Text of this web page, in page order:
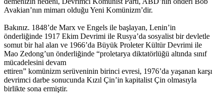
Avakian’nın mimarı olduğu Yeni Komünizm’dir.
Bakınız. 1848’de Marx ve Engels ile başlayan, Lenin’in
önderliğinde 1917 Ekim Devrimi ile Rusya’da sosyalist bir devletle
somut bir hal alan ve 1966’da Büyük Proleter Kültür Devrimi ile
Mao Zedong’un önderliğinde “proletarya diktatörlüğü altında sınıf
mücadelesini devam
ettiren” komünizm serüveninin birinci evresi, 1976’da yaşanan karşı
devrimci darbe sonucunda Kızıl Çin’in kapitalist Çin olmasıyla
birlikte sona ermiştir.